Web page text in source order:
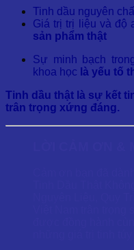
Tinh dầu nguyên
Giá trị trị liệu và độ
sản phẩm thật
Sự minh bạch
khoa học là yếu tố
Tinh dầu thật là sự kết
trân trọng xứng đáng.